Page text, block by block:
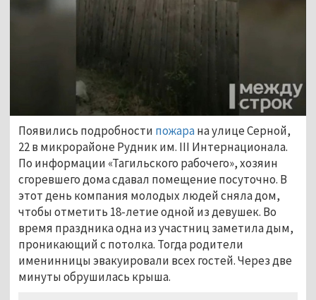
Появились подробности пожарана улице Серной,
22 в микрорайоне Рудник им. III Интернационала.
По информации «Тагильского рабочего», хозяин
сгоревшего дома сдавал помещение посуточно. В
этот день компания молодых людей сняла дом,
чтобы отметить 18-летие одной из девушек. Во
время праздника одна из участниц заметила дым,
проникающий с потолка. Тогда родители
именинницы эвакуировали всех гостей. Через две
минуты обрушилась крыша.